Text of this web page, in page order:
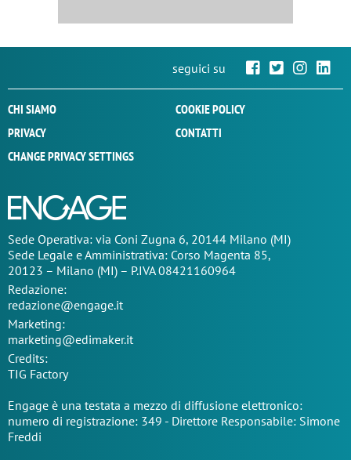
seguici su
CHI SIAMO
COOKIE POLICY
PRIVACY
CONTATTI
CHANGE PRIVACY SETTINGS
Sede Operativa: via Coni Zugna 6, 20144 Milano (MI)
Sede Legale e Amministrativa: Corso Magenta 85,
20123 – Milano (MI) – P.IVA 08421160964
Redazione:
redazione@engage.it
Marketing:
marketing@edimaker.it
Credits:
TIG Factory
Engage è una testata a mezzo di diffusione elettronico:
numero di registrazione: 349 - Direttore Responsabile: Simone
Freddi